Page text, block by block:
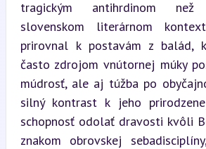
tragickým antihrdinom
slovenskom literárnom
prirovnal k postavám z balád,
často zdrojom vnútornej múky
múdrosť, ale aj túžba po
silný kontrast k jeho
schopnosť odolať dravosti kvôli
znakom obrovskej